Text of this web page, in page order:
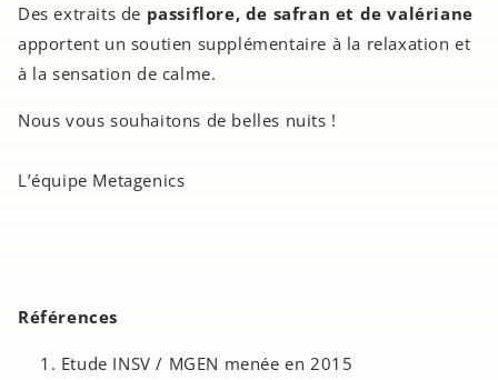
Des extraits de passiflore, de safran et de valériane
apportent un soutien supplémentaire à la relaxation et
à la sensation de calme.
Nous vous souhaitons de belles nuits !
L’équipe Metagenics
Références
Etude INSV / MGEN menée en 2015